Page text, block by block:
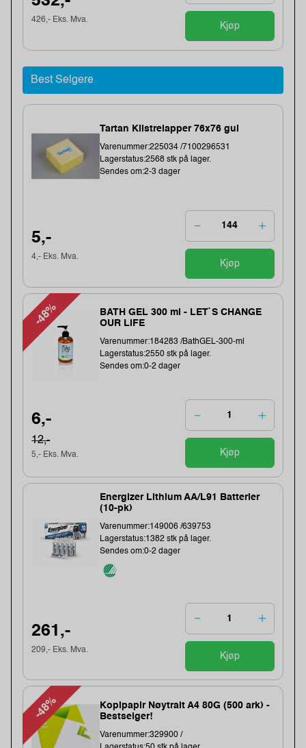
426,- Eks. Mva.
Kjøp
Best Selgere
Tartan Klistrelapper 76x76 gul
Varenummer:225034 /7100296531
Lagerstatus:2568 stk på lager.
Sendes om:2-3 dager
5,-
4,- Eks. Mva.
Kjøp
-48%
BATH GEL 300 ml - LET`S CHANGE
OUR LIFE
Varenummer:184283 /BathGEL-300-ml
Lagerstatus:2550 stk på lager.
Sendes om:0-2 dager
6,-
12,-
5,- Eks. Mva. Kjøp
Energizer Lithium AA/L91 Batterier
(10-pk)
Varenummer:149006 /639753
Lagerstatus:1382 stk på lager.
Sendes om:0-2 dager
261,-
209,- Eks. Mva.
Kjøp
-48%
Kopipapir Nøytralt A4 80G (500 ark) -
Bestselger!
Varenummer:329900 /